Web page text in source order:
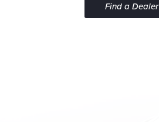
Find a Dealer